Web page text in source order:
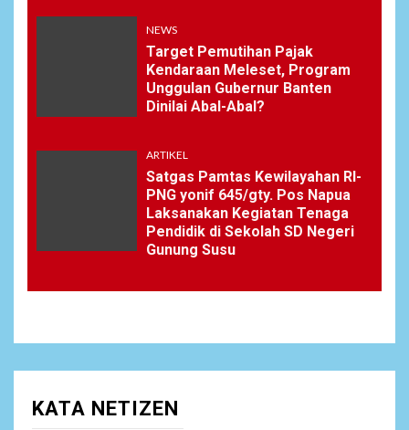
NEWS
Target Pemutihan Pajak
Kendaraan Meleset, Program
Unggulan Gubernur Banten
Dinilai Abal-Abal?
ARTIKEL
Satgas Pamtas Kewilayahan RI-
PNG yonif 645/gty. Pos Napua
Laksanakan Kegiatan Tenaga
Pendidik di Sekolah SD Negeri
Gunung Susu
KATA NETIZEN